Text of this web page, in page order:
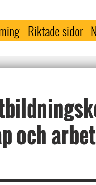
Riktade sidor
och